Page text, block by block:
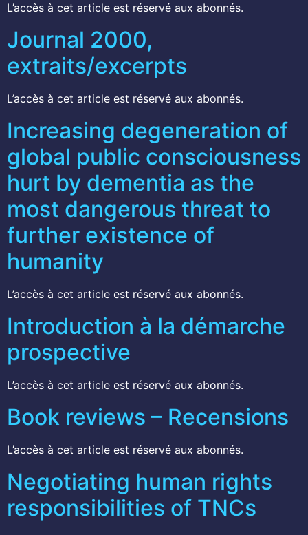
L’accès à cet article est réservé aux abonnés.
Journal 2000,
extraits/excerpts
L’accès à cet article est réservé aux abonnés.
Increasing degeneration of
global public consciousness
hurt by dementia as the
most dangerous threat to
further existence of
humanity
L’accès à cet article est réservé aux abonnés.
Introduction à la démarche
prospective
L’accès à cet article est réservé aux abonnés.
Book reviews – Recensions
L’accès à cet article est réservé aux abonnés.
Negotiating human rights
responsibilities of TNCs